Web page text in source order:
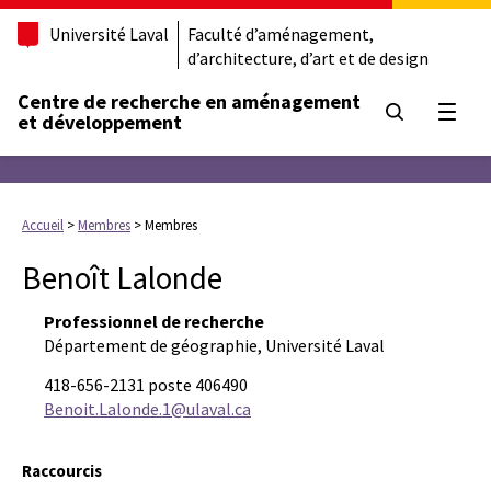
Université Laval
Faculté d’aménagement,
d’architecture, d’art et de design
Centre de recherche en aménagement
et développement
Accueil >Membres >Membres
Benoît Lalonde
Professionnel de recherche
Département de géographie, Université Laval
418-656-2131 poste 406490
Benoit.Lalonde.1@ulaval.ca
Raccourcis